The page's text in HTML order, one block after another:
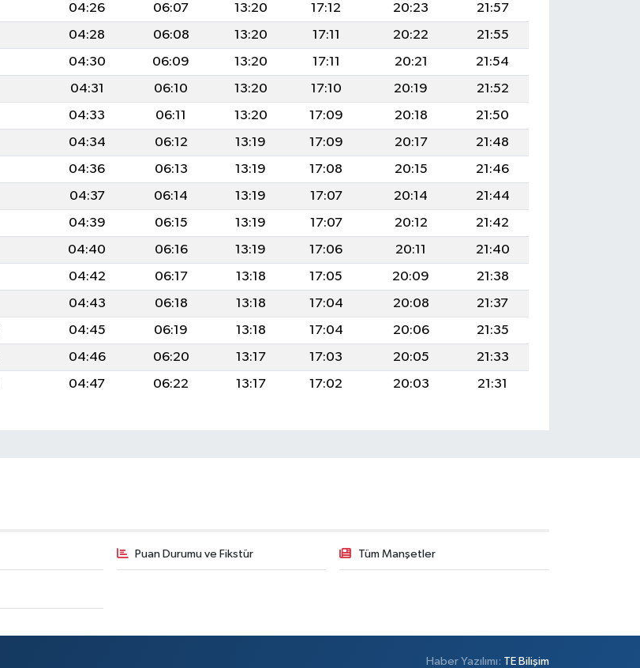
04:26 06:07 13:20 17:12 20:23
21:57
04:28 06:08 13:20 17:11 20:22
21:55
04:30 06:09 13:20 17:11 20:21
21:54
04:31 06:10 13:20 17:10 20:19
21:52
04:33 06:11 13:20 17:09 20:18
21:50
04:34 06:12 13:19 17:09 20:17
21:48
04:36 06:13 13:19 17:08 20:15
21:46
04:37 06:14 13:19 17:07 20:14
21:44
04:39 06:15 13:19 17:07 20:12
21:42
04:40 06:16 13:19 17:06 20:11
21:40
04:42 06:17 13:18 17:05 20:09
21:38
04:43 06:18 13:18 17:04 20:08
21:37
04:45 06:19 13:18 17:04 20:06
21:35
04:46 06:20 13:17 17:03 20:05
21:33
04:47 06:22 13:17 17:02 20:03 21:31
Puan Durumu ve Fikstür Tüm Manşetler
Haber Yazılımı: TE Bilişim